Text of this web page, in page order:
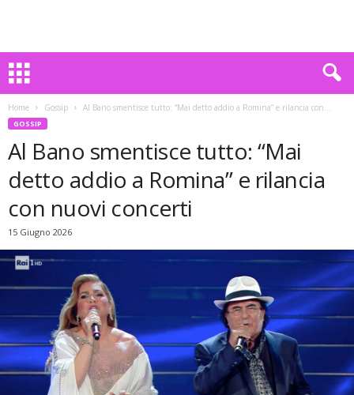
Home Gossip Al Bano smentisce tutto: “Mai detto addio a Romina” e rilancia con...
GOSSIP
Al Bano smentisce tutto: “Mai
detto addio a Romina” e rilancia
con nuovi concerti
15 Giugno 2026